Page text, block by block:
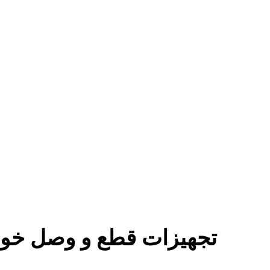
تجهیزات قطع و وصل